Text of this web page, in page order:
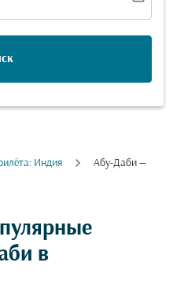
Индия
Абу-Даби —
в